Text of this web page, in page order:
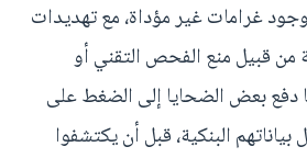
غرامات غير مؤداة، مع تهديدات
قبيل منع الفحص التقني أو
دفع بعض الضحايا إلى الضغط على
بياناتهم البنكية، قبل أن يكتشفوا